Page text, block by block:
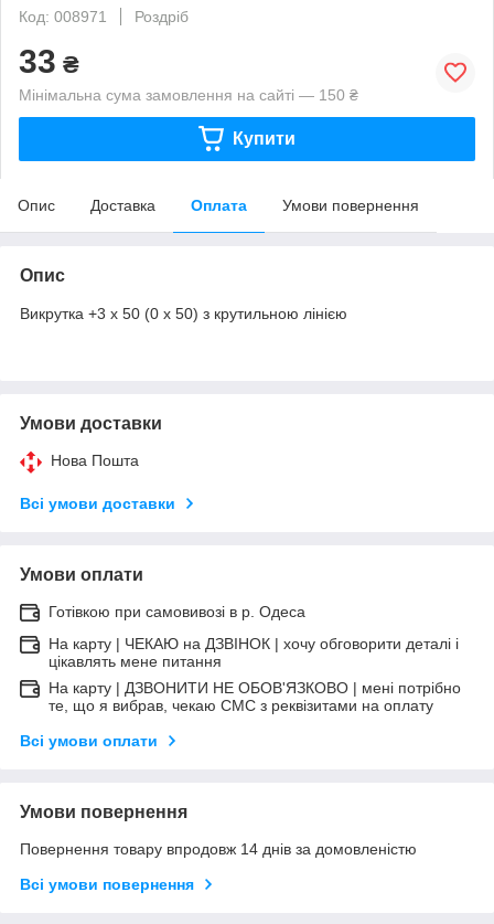
Код: 008971
Роздріб
33 ₴
Мінімальна сума замовлення на сайті — 150 ₴
Купити
Опис Доставка Оплата Умови повернення
Опис
Викрутка +3 х 50 (0 х 50) з крутильною лінією
Умови доставки
Нова Пошта
Всі умови доставки
Умови оплати
Готівкою при самовивозі в р. Одеса
На карту | ЧЕКАЮ на ДЗВІНОК | хочу обговорити деталі і
цікавлять мене питання
На карту | ДЗВОНИТИ НЕ ОБОВ'ЯЗКОВО | мені потрібно
те, що я вибрав, чекаю СМС з реквізитами на оплату
Всі умови оплати
Умови повернення
Повернення товару впродовж 14 днів за домовленістю
Всі умови повернення